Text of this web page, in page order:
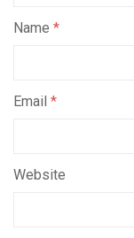
Name *
Email *
Website